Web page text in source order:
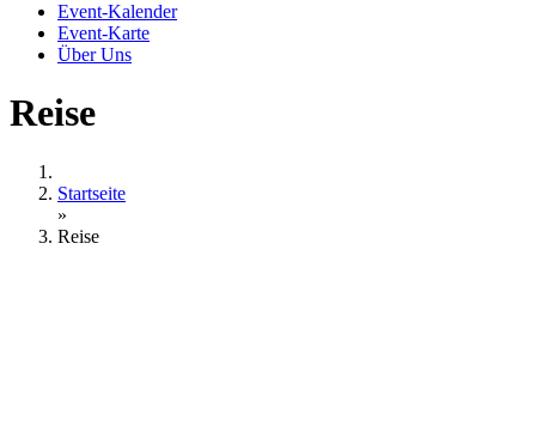
Event-Kalender
Event-Karte
Über Uns
Reise
Startseite
»
Reise